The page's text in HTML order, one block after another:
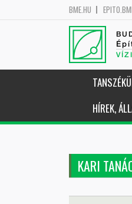
BME.HU
HÍREK,
KARI